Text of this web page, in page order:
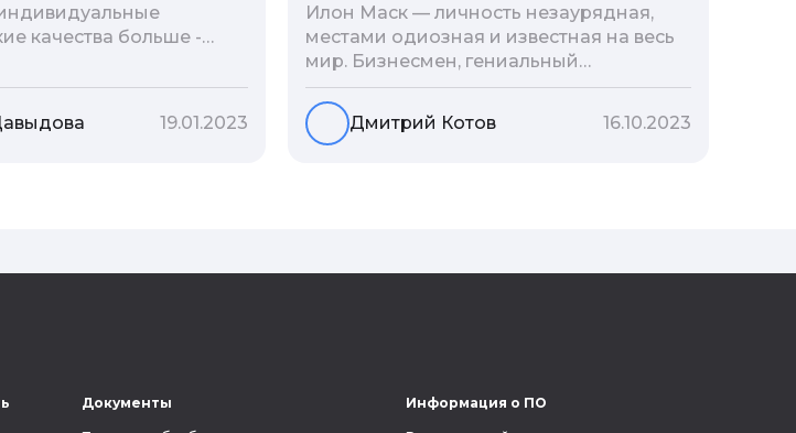
качества больше -
практике
геноскоп - влияние
предков на судьбу
19.01.2023
Илон Маск — личность незаурядная,
местами одиозная и известная на весь
мир. Бизнесмен, гениальный
изобретатель и миллиардер, живой
прообраз экранного Железного
человека — настоящий супергерой в
поделиться с читателями блога фактами
Дмитрий Котов 16.10.2023
Документы Информация о ПО